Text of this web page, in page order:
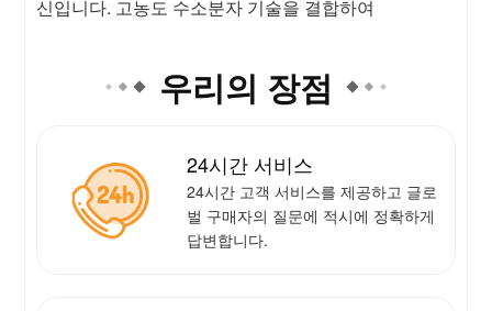
신입니다. 고농도 수소분자 기술을 결합하여
우리의 장점
24시간 서비스
24시간 고객 서비스를 제공하고 글로
벌 구매자의 질문에 적시에 정확하게
답변합니다.